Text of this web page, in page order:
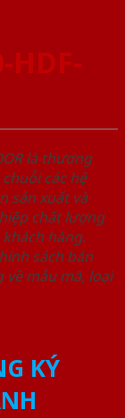
HDF-
là thương
các hệ
sản xuất và
chất lượng
hàng.
sách bán
về mẫu mã, loại
KÝ